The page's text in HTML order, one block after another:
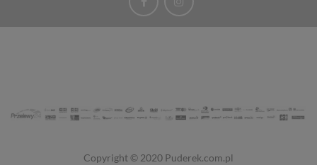
Copyright © 2020 Puderek.com.pl